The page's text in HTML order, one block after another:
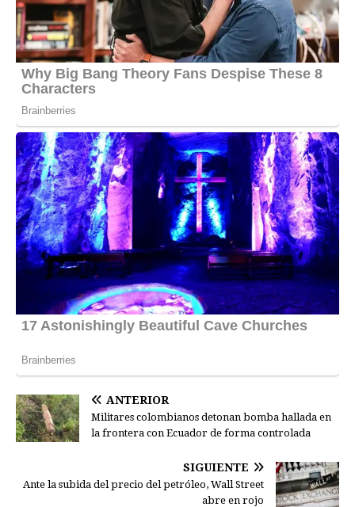
ANTERIOR
Militares colombianos detonan bomba hallada en
la frontera con Ecuador de forma controlada
SIGUIENTE
Ante la subida del precio del petróleo, Wall Street
abre en rojo